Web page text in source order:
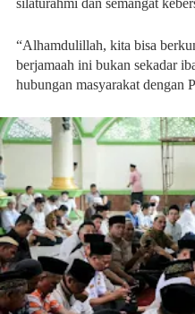
silaturahmi dan semangat
“Alhamdulillah, kita bisa
berjamaah ini bukan sekadar
hubungan masyarakat dengan